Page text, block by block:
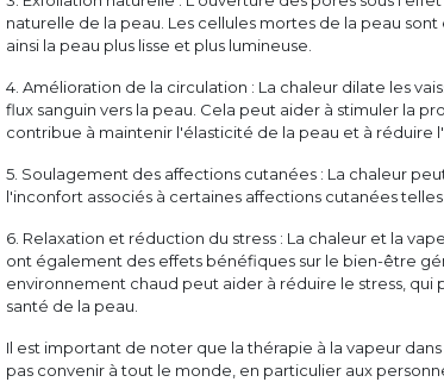
naturelle de la peau. Les cellules mortes de la peau
ainsi la peau plus lisse et plus lumineuse.
4. Amélioration de la circulation : La chaleur dilate les
flux sanguin vers la peau. Cela peut aider à stimuler la
contribue à maintenir l'élasticité de la peau et à réduire
5. Soulagement des affections cutanées : La chaleur
l'inconfort associés à certaines affections cutanées
6. Relaxation et réduction du stress : La chaleur et la
ont également des effets bénéfiques sur le bien-être
environnement chaud peut aider à réduire le stress, qui
santé de la peau.
Il est important de noter que la thérapie à la vapeur
pas convenir à tout le monde, en particulier aux